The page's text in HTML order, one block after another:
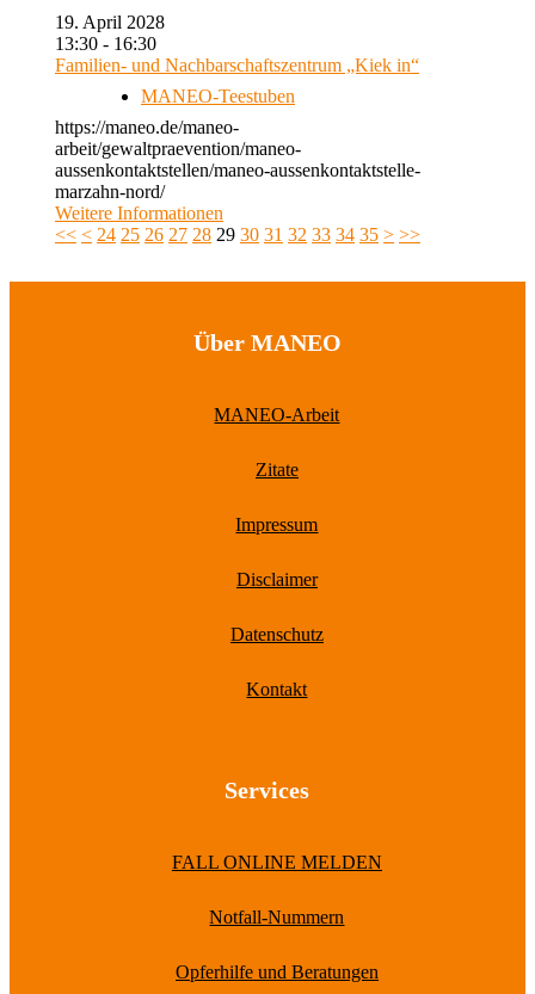
19. April 2028
13:30 - 16:30
Familien- und Nachbarschaftszentrum „Kiek in“
MANEO-Teestuben
https://maneo.de/maneo-
arbeit/gewaltpraevention/maneo-
aussenkontaktstellen/maneo-aussenkontaktstelle-
marzahn-nord/
Weitere Informationen
<< < 24 25 26 27 28 29 30 31 32 33 34 35 > >>
Über MANEO
MANEO-Arbeit
Zitate
Impressum
Disclaimer
Datenschutz
Kontakt
Services
FALL ONLINE MELDEN
Notfall-Nummern
Opferhilfe und Beratungen